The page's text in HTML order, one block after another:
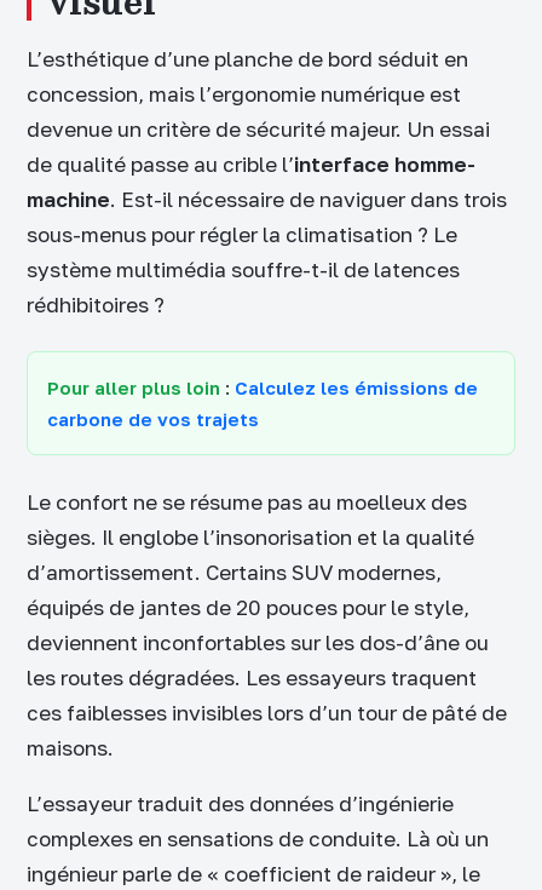
L’esthétique d’une planche de bord séduit en
concession, mais l’ergonomie numérique est
devenue un critère de sécurité majeur. Un essai
de qualité passe au crible l’interface homme-
machine. Est-il nécessaire de naviguer dans trois
sous-menus pour régler la climatisation ? Le
système multimédia souffre-t-il de latences
rédhibitoires ?
Pour aller plus loin : Calculez les émissions de
carbone de vos trajets
Le confort ne se résume pas au moelleux des
sièges. Il englobe l’insonorisation et la qualité
d’amortissement. Certains SUV modernes,
équipés de jantes de 20 pouces pour le style,
deviennent inconfortables sur les dos-d’âne ou
les routes dégradées. Les essayeurs traquent
ces faiblesses invisibles lors d’un tour de pâté de
maisons.
L’essayeur traduit des données d’ingénierie
complexes en sensations de conduite. Là où un
ingénieur parle de « coefficient de raideur », le